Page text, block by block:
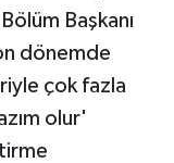
Başkanı
dönemde
çok fazla
olur'